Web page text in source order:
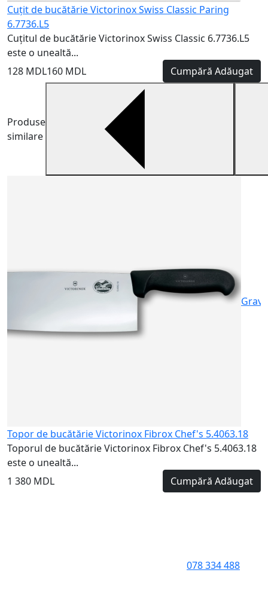
Cuțit de bucătărie Victorinox Swiss Classic Paring
6.7736.L5
Cuțitul de bucătărie Victorinox Swiss Classic 6.7736.L5
este o unealtă...
128 MDL160 MDL Cumpără Adăugat
Produse
similare
Topor de bucătărie Victorinox Fibrox Chef's 5.4063.18
Toporul de bucătărie Victorinox Fibrox Chef's 5.4063.18
este o unealtă...
1 380 MDL
Cumpără Adăugat
078 334 488